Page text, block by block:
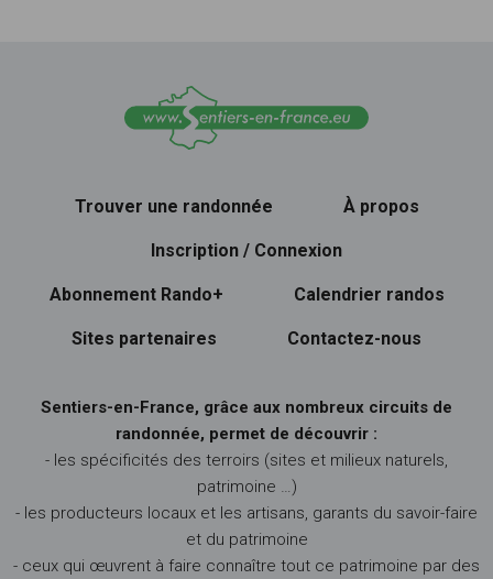
Trouver une randonnée À propos
Inscription / Connexion
Abonnement Rando+ Calendrier randos
Sites partenaires Contactez-nous
Sentiers-en-France, grâce aux nombreux circuits de
randonnée, permet de découvrir :
- les spécificités des terroirs (sites et milieux naturels,
patrimoine …)
- les producteurs locaux et les artisans, garants du savoir-faire
et du patrimoine
- ceux qui œuvrent à faire connaître tout ce patrimoine par des